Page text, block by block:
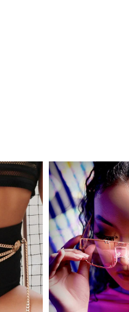
インスタ写真投稿キャンペーン！